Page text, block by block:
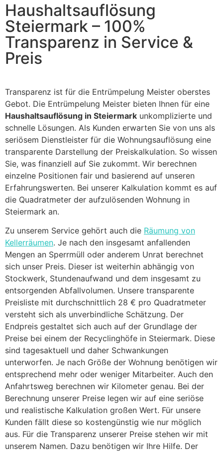
Haushaltsauflösung
Steiermark – 100%
Transparenz in Service &
Preis
Transparenz ist für die Entrümpelung Meister oberstes
Gebot. Die Entrümpelung Meister bieten Ihnen für eine
Haushaltsauflösung in Steiermark unkomplizierte und
schnelle Lösungen. Als Kunden erwarten Sie von uns als
seriösem Dienstleister für die Wohnungsauflösung eine
transparente Darstellung der Preiskalkulation. So wissen
Sie, was finanziell auf Sie zukommt. Wir berechnen
einzelne Positionen fair und basierend auf unseren
Erfahrungswerten. Bei unserer Kalkulation kommt es auf
die Quadratmeter der aufzulösenden Wohnung in
Steiermark an.
Zu unserem Service gehört auch die Räumung von
Kellerräumen. Je nach den insgesamt anfallenden
Mengen an Sperrmüll oder anderem Unrat berechnet
sich unser Preis. Dieser ist weiterhin abhängig von
Stockwerk, Stundenaufwand und dem insgesamt zu
entsorgenden Abfallvolumen. Unsere transparente
Preisliste mit durchschnittlich 28 € pro Quadratmeter
versteht sich als unverbindliche Schätzung. Der
Endpreis gestaltet sich auch auf der Grundlage der
Preise bei einem der Recyclinghöfe in Steiermark. Diese
sind tagesaktuell und daher Schwankungen
unterworfen. Je nach Größe der Wohnung benötigen wir
entsprechend mehr oder weniger Mitarbeiter. Auch den
Anfahrtsweg berechnen wir Kilometer genau. Bei der
Berechnung unserer Preise legen wir auf eine seriöse
und realistische Kalkulation großen Wert. Für unsere
Kunden fällt diese so kostengünstig wie nur möglich
aus. Für die Transparenz unserer Preise stehen wir mit
unserem Namen. Dazu benötigen wir Ihre Hilfe. Der